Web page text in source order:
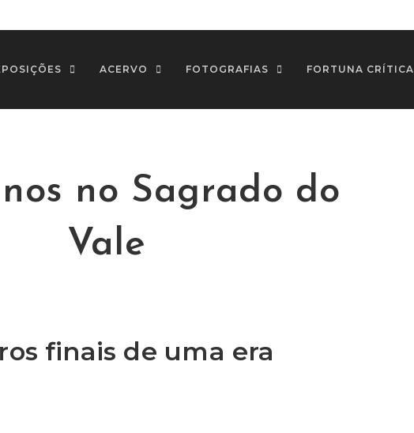
ACERVO FOTOGRAFIAS FORTUNA CRÍTICA
no Sagrado do
Vale
finais de uma era